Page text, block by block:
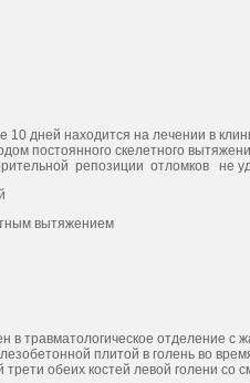
10 дней находится на лечении в
постоянного скелетного
репозиции отломков не
вытяжением
в травматологическое отделение
плитой в голень во
трети обеих костей левой голени